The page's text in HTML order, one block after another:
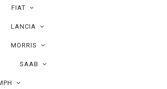
FIAT
LANCIA
MORRIS
SAAB